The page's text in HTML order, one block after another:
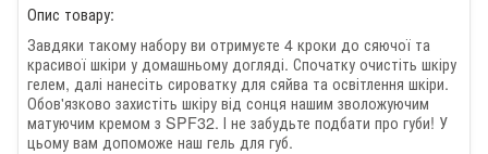
Опис товару:
Завдяки такому набору ви отримуєте 4 кроки до сяючої та
красивої шкіри у домашньому догляді. Спочатку очистіть шкіру
гелем, далі нанесіть сироватку для сяйва та освітлення шкіри.
Обов'язково захистіть шкіру від сонця нашим зволожуючим
матуючим кремом з SPF32. І не забудьте подбати про губи! У
цьому вам допоможе наш гель для губ.